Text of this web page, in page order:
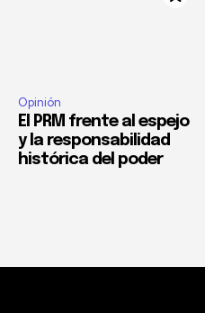
Opinión
El PRM frente al espejo
y la responsabilidad
histórica del poder